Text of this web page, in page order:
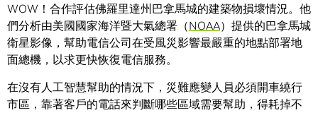
WOW！合作評估佛羅里達州巴拿馬城的建築物損壞情況。他
們分析由美國國家海洋暨大氣總署（NOAA）提供的巴拿馬城
衛星影像，幫助電信公司在受風災影響最嚴重的地點部署地
面總機，以求更快恢復電信服務。
在沒有人工智慧幫助的情況下，災難應變人員必須開車繞行
市區，靠著客戶的電話來判斷哪些區域需要幫助，得耗掉不